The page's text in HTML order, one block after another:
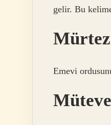
gelir. Bu
Emevi